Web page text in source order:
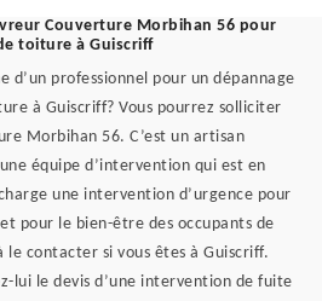
Couverture Morbihan 56 pour
toiture à Guiscriff
d’un professionnel pour un dépannage
à Guiscriff? Vous pourrez solliciter
Morbihan 56. C’est un artisan
équipe d’intervention qui est en
une intervention d’urgence pour
pour le bien-être des occupants de
le contacter si vous êtes à Guiscriff.
lui le devis d’une intervention de fuite